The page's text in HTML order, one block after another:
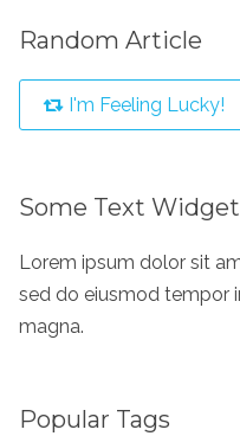
Random Article
I'm Feeling Lucky!
Some Text Widget
Lorem ipsum dolor sit
sed do eiusmod tempor
magna.
Popular Tags